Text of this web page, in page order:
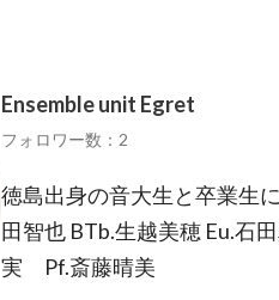
Ensemble unit Egret
フォロワー数：2
徳島出身の音大生と卒業生
田智也 BTb.生越美穂 Eu.石
実 Pf.斎藤晴美